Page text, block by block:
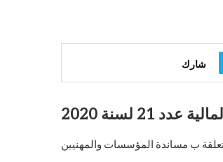
شارك
لسنة 2020